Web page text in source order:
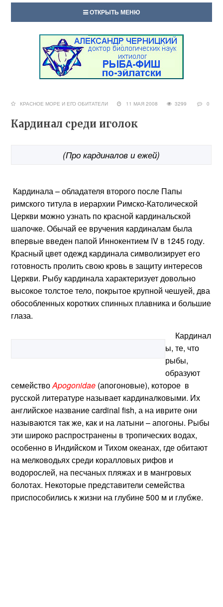
ОТКРЫТЬ МЕНЮ
КРАСНОЕ МОРЕ И ЕГО ОБИТАТЕЛИ 11 МАЯ 2008 3299 0
Кардинал среди иголок
(Про кардиналов и ежей)
Кардинала – обладателя второго после Папы
римского титула в иерархии Римско-Католической
Церкви можно узнать по красной кардинальской
шапочке. Обычай ее вручения кардиналам была
впервые введен папой Иннокентием IV в 1245 году.
Красный цвет одежд кардинала символизирует его
готовность пролить свою кровь в защиту интересов
Церкви. Рыбу кардинала характеризует довольно
высокое толстое тело, покрытое крупной чешуей, два
обособленных коротких спинных плавника и большие
глаза.
Кардинал
ы, те, что
рыбы,
образуют
семействоApogonidae (апогоновые), которое в
русской литературе называет кардиналковыми. Их
английское название cardinal fish, а на иврите они
называются так же, как и на латыни – апогоны. Рыбы
эти широко распространены в тропических водах,
особенно в Индийском и Тихом океанах, где обитают
на мелководьях среди коралловых рифов и
водорослей, на песчаных пляжах и в мангровых
болотах. Некоторые представители семейства
приспособились к жизни на глубине 500 м и глубже.